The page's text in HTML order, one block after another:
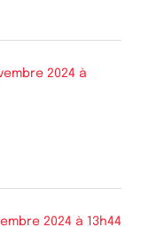
2024 à
2024 à 13h44